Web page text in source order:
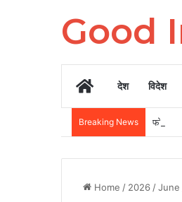
Good
Homeदेश विदेश
Breaking News फोन
Home / 2026 /June